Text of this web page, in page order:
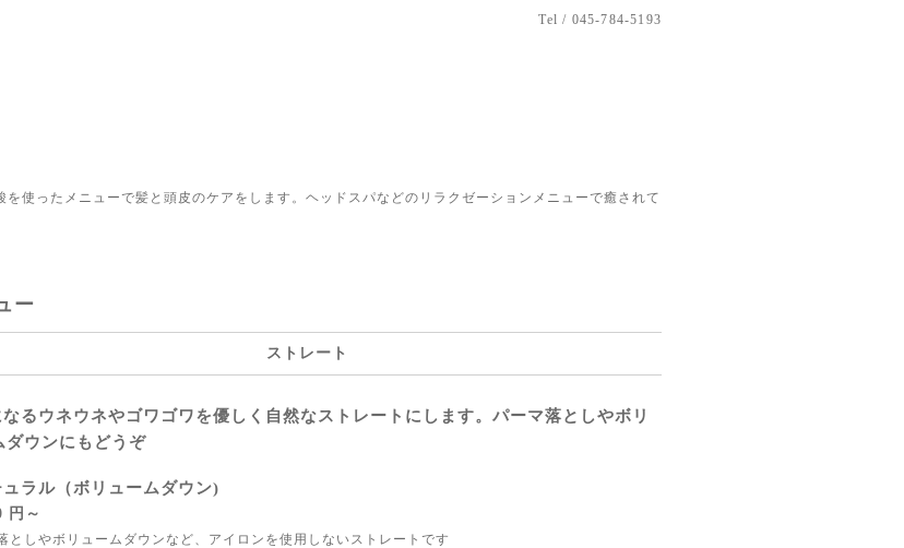
Tel / 045-784-5193
使ったメニューで髪と頭皮のケアをします。ヘッドスパなどのリラクゼーションメニューで癒されて
ー
ストレート
るウネウネやゴワゴワを優しく自然なストレートにします。パーマ落としやボリ
ダウンにもどうぞ
ラル（ボリュームダウン)
円～
としやボリュームダウンなど、アイロンを使用しないストレートです